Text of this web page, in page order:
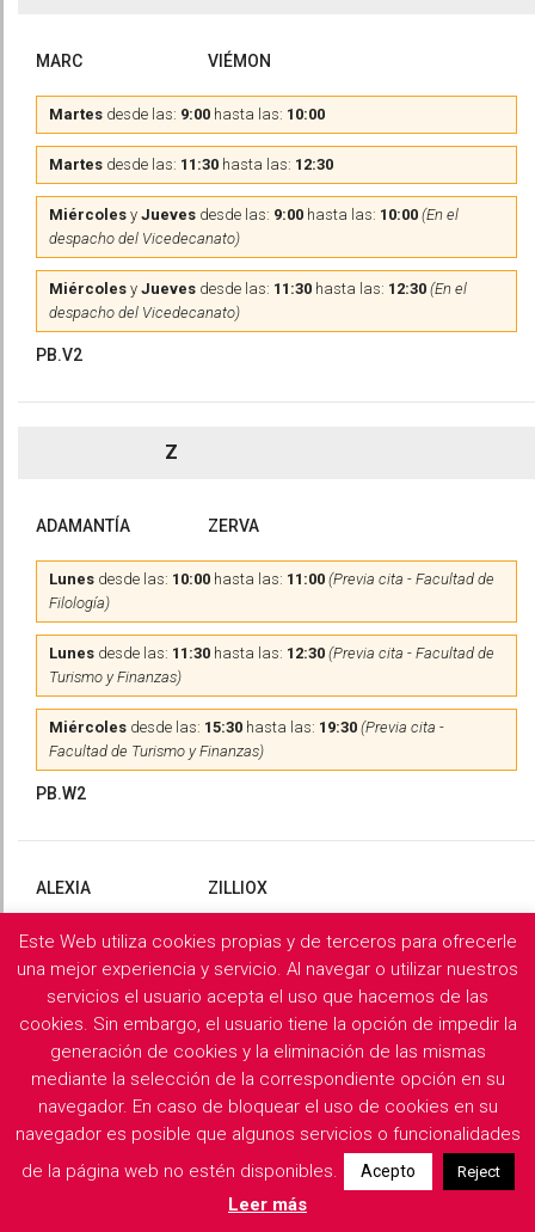
MARC VIÉMON
Martes desde las: 9:00 hasta las: 10:00
Martes desde las: 11:30 hasta las: 12:30
Miércoles y Jueves desde las: 9:00 hasta las: 10:00 (En el
despacho del Vicedecanato)
Miércoles y Jueves desde las: 11:30 hasta las: 12:30 (En el
despacho del Vicedecanato)
PB.V2
Z
ADAMANTÍA ZERVA
Lunes desde las: 10:00 hasta las: 11:00 (Previa cita - Facultad de
Filología)
Lunes desde las: 11:30 hasta las: 12:30 (Previa cita - Facultad de
Turismo y Finanzas)
Miércoles desde las: 15:30 hasta las: 19:30 (Previa cita -
Facultad de Turismo y Finanzas)
PB.W2
ALEXIA ZILLIOX
Martes yMiércolesdesde las:10:00hasta las:13:00 (Previa
cita)
PB.X2
Filología Griega y Latina
Descargar horarios de consulta del departamento
Este Web utiliza cookies propias y de terceros para ofrecerle
una mejor experiencia y servicio. Al navegar o utilizar nuestros
servicios el usuario acepta el uso que hacemos de las
cookies. Sin embargo, el usuario tiene la opción de impedir la
generación de cookies y la eliminación de las mismas
mediante la selección de la correspondiente opción en su
navegador. En caso de bloquear el uso de cookies en su
navegador es posible que algunos servicios o funcionalidades
de la página web no estén disponibles.
Acepto Reject
Leer más